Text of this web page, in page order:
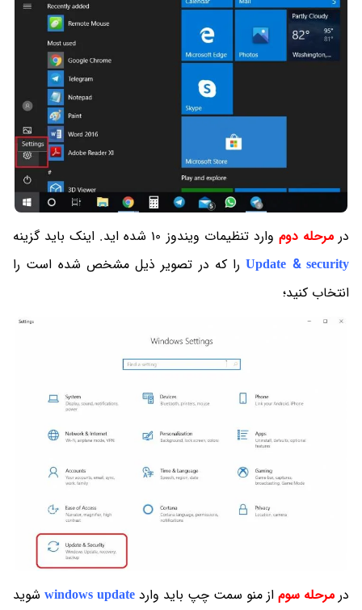
درمرحله دوم وارد تنظیمات ویندوز 10 شده اید. اینک باید گزینه
Update & securityرا که در تصویر ذیل مشخص شده است را
انتخاب کنید؛
در مرحله سوم از منو سمت چپ باید وارد windows update شوید